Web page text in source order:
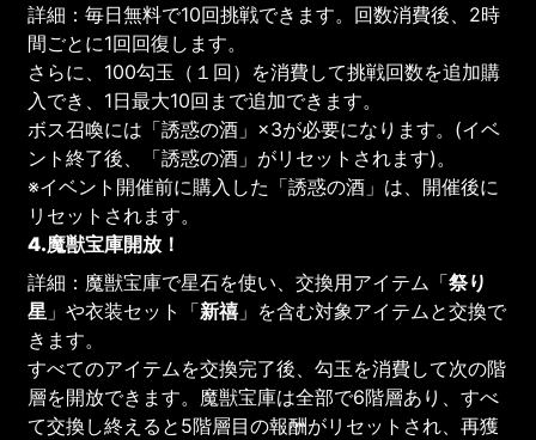
詳細：毎日無料で10回挑戦できます。回数消費後、2時
間ごとに1回回復します。
さらに、100勾玉（１回）を消費して挑戦回数を追加購
入でき、1日最大10回まで追加できます。
ボス召喚には「誘惑の酒」×3が必要になります。(イベ
ント終了後、「誘惑の酒」がリセットされます)。
※イベント開催前に購入した「誘惑の酒」は、開催後に
リセットされます。
4.魔獣宝庫開放！
詳細：魔獣宝庫で星石を使い、交換用アイテム「祭り
星 」や衣装セット「新禧」を含む対象アイテムと交換で
きます。
すべてのアイテムを交換完了後、勾玉を消費して次の階
層を開放できます。魔獣宝庫は全部で6階層あり、すべ
て交換し終えると5階層目の報酬がリセットされ、再獲